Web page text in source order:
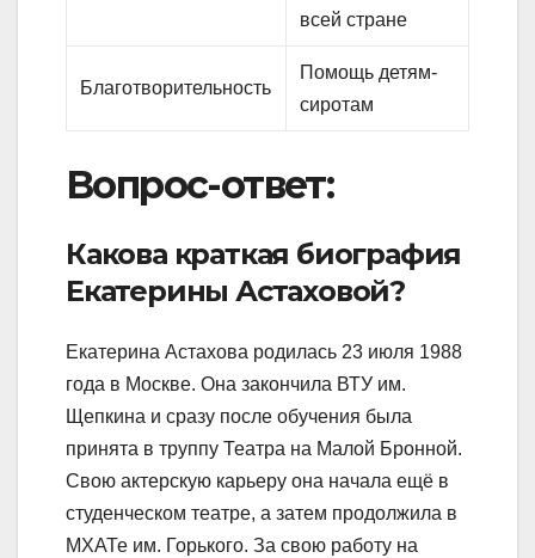
всей стране
Благотворительность
Помощь детям-
сиротам
Вопрос-ответ:
Какова краткая биография
Екатерины Астаховой?
Екатерина Астахова родилась 23 июля 1988
года в Москве. Она закончила ВТУ им.
Щепкина и сразу после обучения была
принята в труппу Театра на Малой Бронной.
Свою актерскую карьеру она начала ещё в
студенческом театре, а затем продолжила в
МХАТе им. Горького. За свою работу на